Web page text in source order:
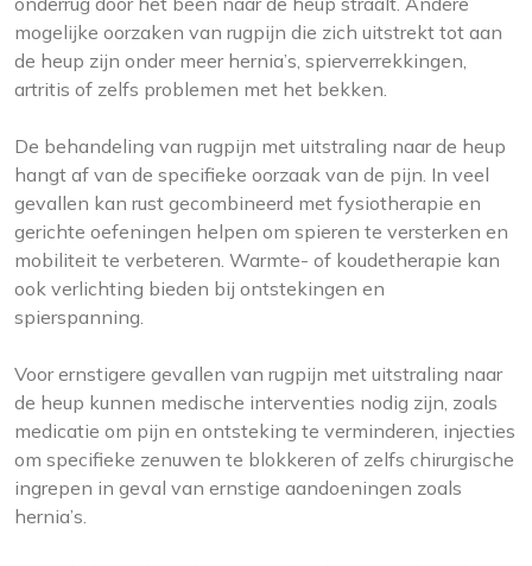
mogelijke oorzaken van rugpijn die zich uitstrekt tot aan
de heup zijn onder meer hernia’s, spierverrekkingen,
artritis of zelfs problemen met het bekken.
De behandeling van rugpijn met uitstraling naar de heup
hangt af van de specifieke oorzaak van de pijn. In veel
gevallen kan rust gecombineerd met fysiotherapie en
gerichte oefeningen helpen om spieren te versterken en
mobiliteit te verbeteren. Warmte- of koudetherapie kan
ook verlichting bieden bij ontstekingen en
spierspanning.
Voor ernstigere gevallen van rugpijn met uitstraling naar
de heup kunnen medische interventies nodig zijn, zoals
medicatie om pijn en ontsteking te verminderen, injecties
om specifieke zenuwen te blokkeren of zelfs chirurgische
ingrepen in geval van ernstige aandoeningen zoals
hernia’s.